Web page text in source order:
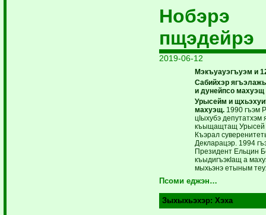
Нобэрэ
пщэдейрэ
2019-06-12
Мэкъуауэгъуэм и
Сабийхэр
и дунейпсо махуэщ
Урысейм и
махуэщ.1990 гъэм
цIыхубэ депутатхэм
къыщащтащ Урысей
Къэрал
Декларацэр. 1994
Президент Ельцин
къыдигъэкIащ а
мыхьэнэ етыным
Псоми еджэн…
Зыхыхьэхэр: Хэха